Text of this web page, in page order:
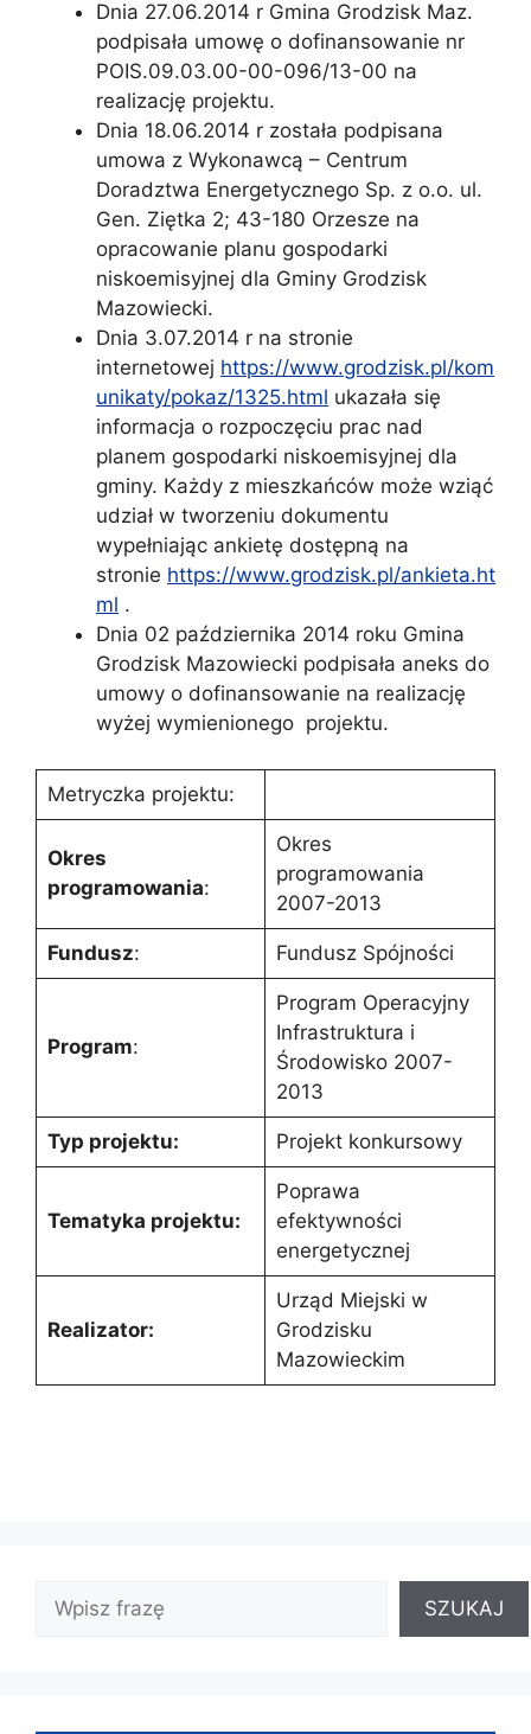
Dnia 27.06.2014 r Gmina Grodzisk Maz.
podpisała umowę o dofinansowanie nr
POIS.09.03.00-00-096/13-00 na
realizację projektu.
Dnia 18.06.2014 r została podpisana
umowa z Wykonawcą – Centrum
Doradztwa Energetycznego Sp. z o.o. ul.
Gen. Ziętka 2; 43-180 Orzesze na
opracowanie planu gospodarki
niskoemisyjnej dla Gminy Grodzisk
Mazowiecki.
Dnia 3.07.2014 r na stronie
internetowej https://www.grodzisk.pl/kom
unikaty/pokaz/1325.html ukazała się
informacja o rozpoczęciu prac nad
planem gospodarki niskoemisyjnej dla
gminy. Każdy z mieszkańców może wziąć
udział w tworzeniu dokumentu
wypełniając ankietę dostępną na
stronie https://www.grodzisk.pl/ankieta.ht
ml .
Dnia 02 października 2014 roku Gmina
Grodzisk Mazowiecki podpisała aneks do
umowy o dofinansowanie na realizację
wyżej wymienionego projektu.
Metryczka projektu:
Okres
programowania:
Okres
programowania
2007-2013
Fundusz: Fundusz Spójności
Program:
Program Operacyjny
Infrastruktura i
Środowisko 2007-
2013
Typ projektu: Projekt konkursowy
Tematyka projektu:
Poprawa
efektywności
energetycznej
Realizator:
Urząd Miejski w
Grodzisku
Mazowieckim
SZUKAJ